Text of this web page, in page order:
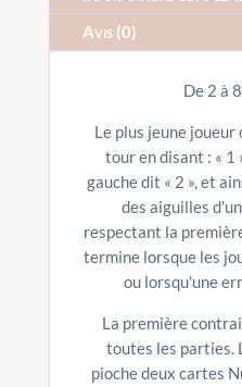
Avis (0)
De 2 à
Le plus jeune
tour en disant : « 1
gauche dit « 2 », et
des aiguilles
respectant la
termine lorsque les
ou lorsqu'une
La première
toutes les parties.
pioche deux cartes